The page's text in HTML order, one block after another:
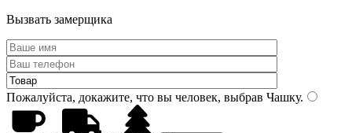
Вызвать замерщика
Пожалуйста, докажите, что вы человек, выбрав Чашку.